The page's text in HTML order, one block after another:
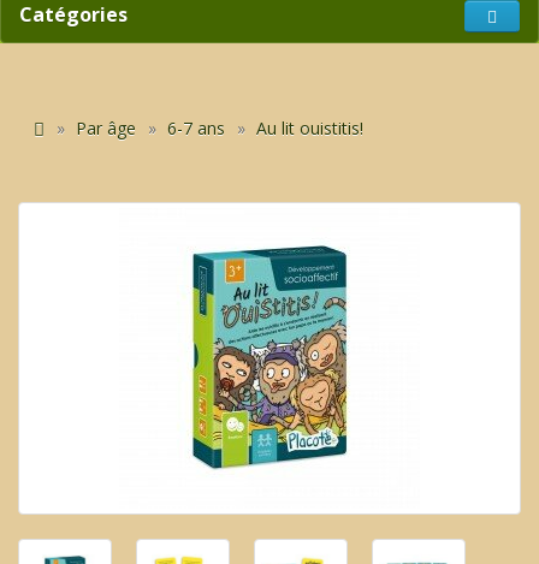
Catégories
Par âge 6-7 ans Au lit ouistitis!